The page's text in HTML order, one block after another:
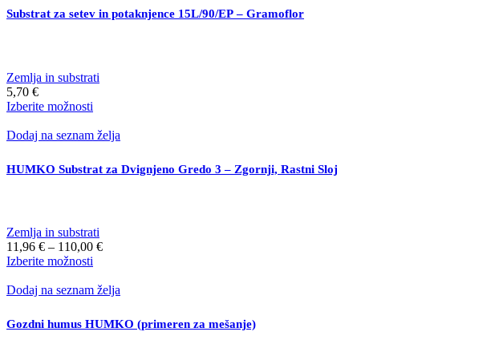
različic.
Možnosti
strani
Substrat za setev in potaknjence 15L/90/EP – Gramoflor
Zemlja in substrati
5,70 €
Izberite možnosti
ima
različic.
Možnosti
strani
izdelka
Dodaj na seznam želja
HUMKO Substrat za Dvignjeno Gredo 3 – Zgornji, Rastni Sloj
Zemlja in substrati
11,96 € – 110,00 €Cenovni
11,96 €
110,00 €
Izberite možnosti
ima
različic.
Možnosti
Dodaj na seznam želja
Gozdni humus HUMKO (primeren za mešanje)